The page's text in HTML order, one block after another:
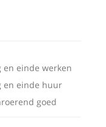
en einde werken
en einde huur
goed